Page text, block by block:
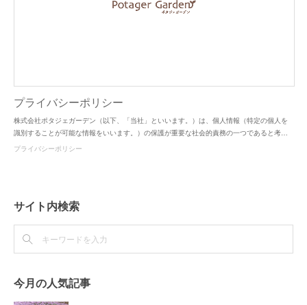
プライバシーポリシー
株式会社ポタジェガーデン（以下、「当社」といいます。）は、個人情報（特定の個人を
識別することが可能な情報をいいます。）の保護が重要な社会的責務の一つであると考…
プライバシーポリシー
サイト内検索
今月の人気記事